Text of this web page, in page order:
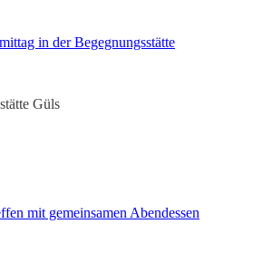
in der Begegnungsstätte
Güls
mit gemeinsamen Abendessen